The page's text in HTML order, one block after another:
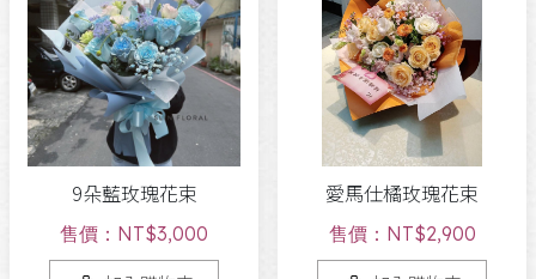
9朵藍玫瑰花束
售價：NT$3,000
愛馬仕橘玫瑰花束
售價：NT$2,900